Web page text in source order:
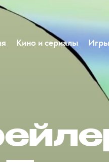
Кино и сериалы Игры